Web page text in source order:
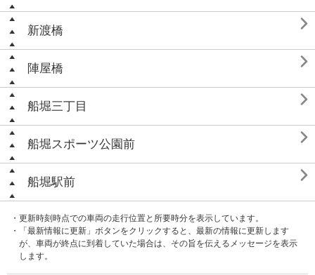
新渡橋 
陣屋橋 
船堀三丁目 
船堀スポーツ公園前 
船堀駅前 
・更新時刻時点での車両の走行位置と所要時分を表示しています。
・「最新情報に更新」ボタンをクリックすると、最新の情報に更新します
が、車両が終点に到着していた場合は、その旨を伝えるメッセージを表示
します。